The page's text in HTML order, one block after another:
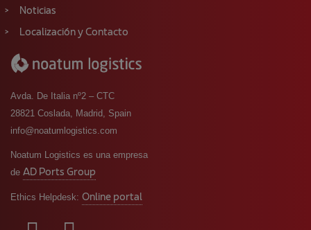
Noticias
Localización y Contacto
Avda. De Italia nº2 – CTC
28821 Coslada, Madrid, Spain
info@noatumlogistics.com
Noatum Logistics es una empresa
de AD Ports Group
Ethics Helpdesk: Online portal